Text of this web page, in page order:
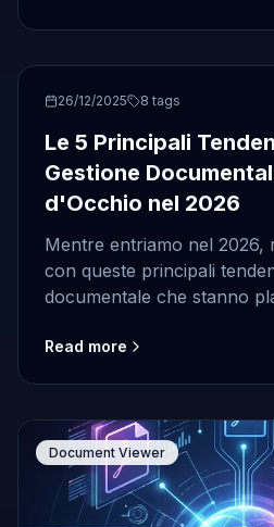
Document Management
26/12/2025 8 tags
Le 5 Principali
Gestione
d'Occhio nel 2026
Mentre entriamo nel 2026,
con queste principali
documentale che stanno
Read more
Document Viewer